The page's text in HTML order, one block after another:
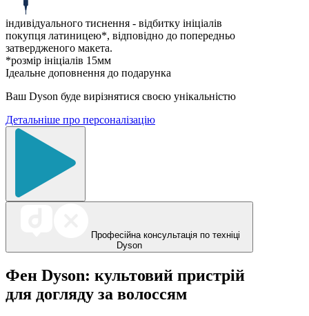
індивідуального тиснення - відбитку ініціалів
покупця латиницею*, відповідно до попередньо
затвердженого макета.
*розмір ініціалів 15мм
Ідеальне доповнення до подарунка
Ваш Dyson буде вирізнятися своєю унікальністю
Детальніше про персоналізацію
Професійна консультація по техніці
Dyson
Фен Dyson: культовий пристрій
для догляду за волоссям